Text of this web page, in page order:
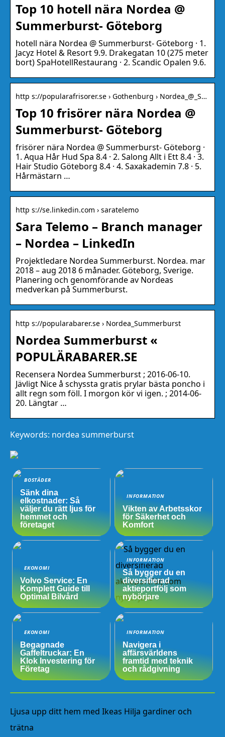
Top 10 hotell nära Nordea @
Summerburst- Göteborg
hotell nära Nordea @ Summerburst- Göteborg · 1.
Jacyz Hotel & Resort 9.9. Drakegatan 10 (275 meter
bort) SpaHotellRestaurang · 2. Scandic Opalen 9.6.
http s://popularafrisorer.se › Gothenburg › Nordea_@_S…
Top 10 frisörer nära Nordea @
Summerburst- Göteborg
frisörer nära Nordea @ Summerburst- Göteborg ·
1. Aqua Hår Hud Spa 8.4 · 2. Salong Allt i Ett 8.4 · 3.
Hair Studio Göteborg 8.4 · 4. Saxakademin 7.8 · 5.
Hårmästarn …
http s://se.linkedin.com › saratelemo
Sara Telemo – Branch manager
– Nordea – LinkedIn
Projektledare Nordea Summerburst. Nordea. mar
2018 – aug 2018 6 månader. Göteborg, Sverige.
Planering och genomförande av Nordeas
medverkan på Summerburst.
http s://popularabarer.se › Nordea_Summerburst
Nordea Summerburst «
POPULÄRABARER.SE
Recensera Nordea Summerburst ; 2016-06-10.
Jävligt Nice å schyssta gratis prylar bästa poncho i
allt regn som föll. I morgon kör vi igen. ; 2014-06-
20. Längtar …
Keywords: nordea summerburst
BOSTÄDER
Sänk dina
elkostnader: Så
väljer du rätt ljus för
hemmet och
företaget
INFORMATION
Vikten av Arbetsskor
för Säkerhet och
Komfort
EKONOMI
Volvo Service: En
Komplett Guide till
Optimal Bilvård
INFORMATION
Så bygger du en
diversifierad
aktieportfölj som
nybörjare
EKONOMI
Begagnade
Gaffeltruckar: En
Klok Investering för
Företag
INFORMATION
Navigera i
affärsvärldens
framtid med teknik
och rådgivning
Ljusa upp ditt hem med Ikeas Hilja gardiner och
trätna